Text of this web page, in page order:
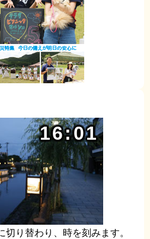
16:01
り替わり、時を刻みます。